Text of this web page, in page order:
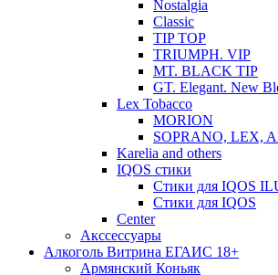
Nostalgia
Classic
TIP TOP
TRIUMPH. VIP
MT. BLACK TIP
GT. Elegant. New
Lex Tobacco
MORION
SOPRANO, LEX,
Karelia and others
IQOS стики
Стики для IQOS
Стики для IQOS
Сenter
Акссессуары
Алкоголь Витрина ЕГАИС 18+
Армянский Коньяк